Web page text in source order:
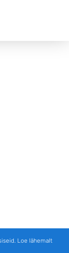
Loe lähemalt